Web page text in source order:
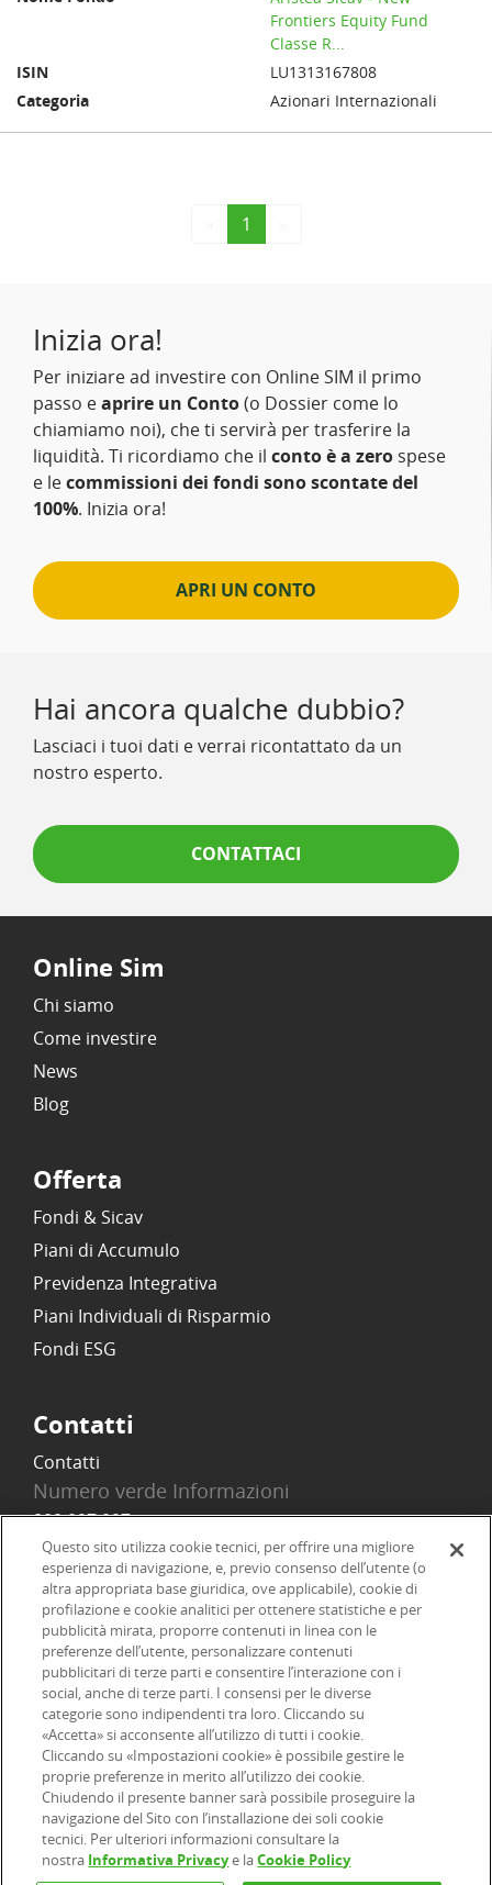
Frontiers Equity Fund
Classe R...
LU1313167808
Azionari Internazionali
1
Inizia ora!
Per iniziare ad investire con Online SIM il primo
passo eaprire un Conto(o Dossier come lo
chiamiamo noi), che ti servirà per trasferire la
liquidità. Ti ricordiamo che il conto è a zero spese
e lecommissioni dei fondi sono scontate del
100%. Inizia ora!
APRI UN CONTO
Hai ancora qualche dubbio?
Lasciaci i tuoi dati e verrai ricontattato da un
nostro esperto.
CONTATTACI
Online Sim
Chi siamo
Come investire
News
Blog
Offerta
Fondi & Sicav
Piani di Accumulo
Previdenza Integrativa
Piani Individuali di Risparmio
Fondi ESG
Contatti
Contatti
Numero verde Informazioni
800 097 097
Email
info@onlinesim.it
Social
©2026 Online SIM, società del gruppo bancario ERSEL - P.IVA
12927410154
Informazioni legali| Dichiarazione di accessibilità
| | |
Questo sito utilizza cookie tecnici, per offrire una migliore
esperienza di navigazione, e, previo consenso dell’utente (o
altra appropriata base giuridica, ove applicabile), cookie di
profilazione e cookie analitici per ottenere statistiche e per
pubblicità mirata, proporre contenuti in linea con le
preferenze dell’utente, personalizzare contenuti
pubblicitari di terze parti e consentire l’interazione con i
social, anche di terze parti. I consensi per le diverse
categorie sono indipendenti tra loro. Cliccando su
«Accetta» si acconsente all’utilizzo di tutti i cookie.
Cliccando su «Impostazioni cookie» è possibile gestire le
proprie preferenze in merito all’utilizzo dei cookie.
Chiudendo il presente banner sarà possibile proseguire la
navigazione del Sito con l’installazione dei soli cookie
tecnici. Per ulteriori informazioni consultare la
nostra Informativa Privacye laCookie Policy